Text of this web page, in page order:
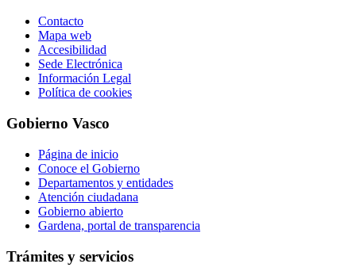
Contacto
Mapa web
Accesibilidad
Sede Electrónica
Información Legal
Política de cookies
Gobierno Vasco
Página de inicio
Conoce el Gobierno
Departamentos y entidades
Atención ciudadana
Gobierno abierto
Gardena, portal de transparencia
Trámites y servicios